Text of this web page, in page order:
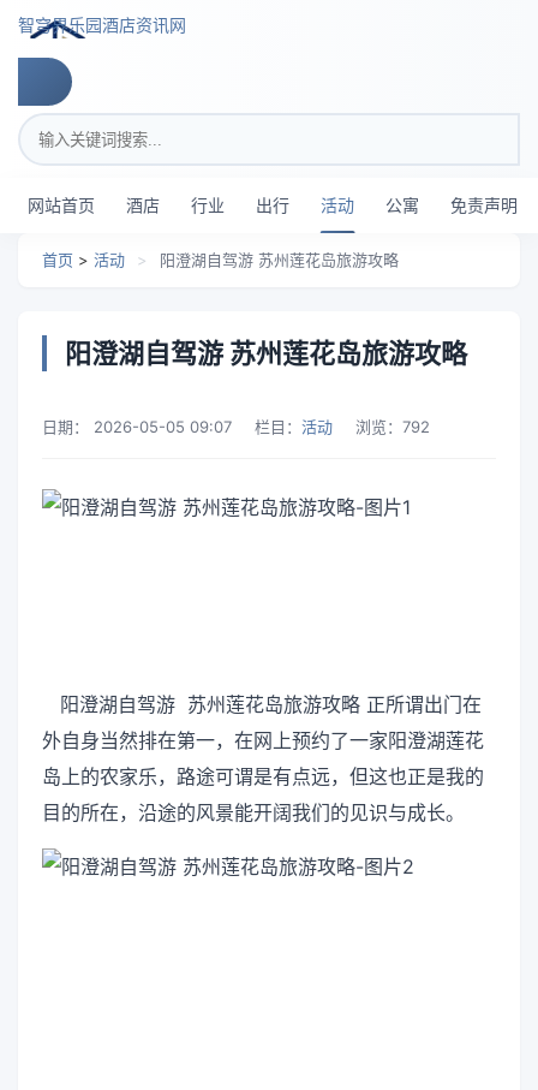
智穹界乐园酒店资讯网
搜索关键词
网站首页 酒店 行业 出行 活动 公寓 免责声明
首页 > 活动 > 阳澄湖自驾游 苏州莲花岛旅游攻略
阳澄湖自驾游 苏州莲花岛旅游攻略
日期： 2026-05-05 09:07 栏目： 活动 浏览： 792
阳澄湖自驾游 苏州莲花岛旅游攻略 正所谓出门在
外自身当然排在第一，在网上预约了一家阳澄湖莲花
岛上的农家乐，路途可谓是有点远，但这也正是我的
目的所在，沿途的风景能开阔我们的见识与成长。